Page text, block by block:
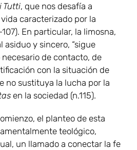
Tutti, que nos desafía a
caracterizado por la
En particular, la limosna,
asiduo y sincero, “sigue
de contacto, de
con la situación de
no sustituya la lucha por la
en la sociedad (n.115).
el planteo de esta
teológico,
un llamado a conectar la fe